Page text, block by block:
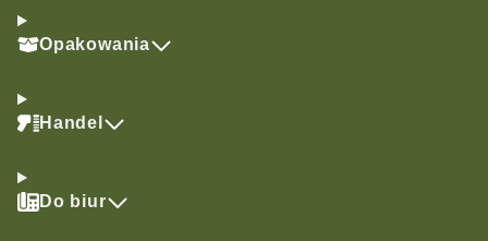
Opakowania
Handel
Do biur